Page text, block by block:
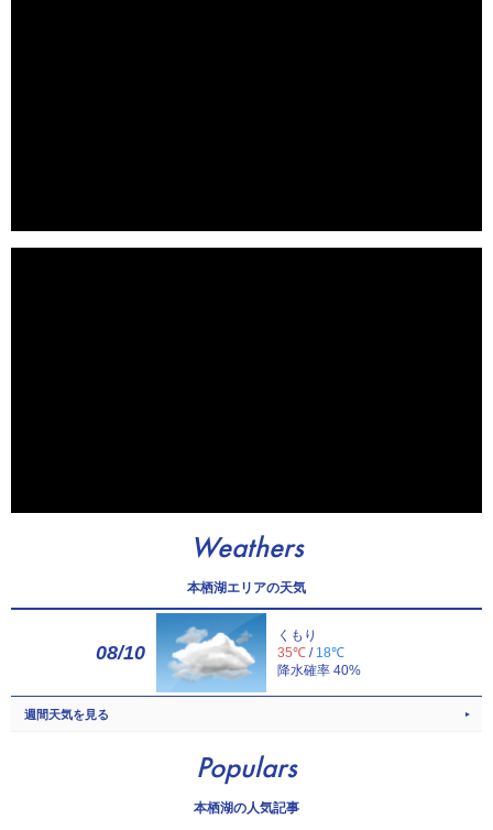
Weathers
本栖湖エリアの天気
08/10
くもり
35℃ / 18℃
降水確率 40%
週間天気を見る
Populars
本栖湖の人気記事